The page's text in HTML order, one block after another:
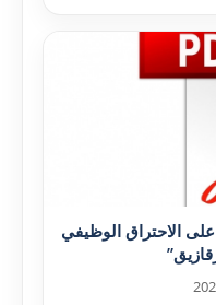
على الاحتراق الوظيفي